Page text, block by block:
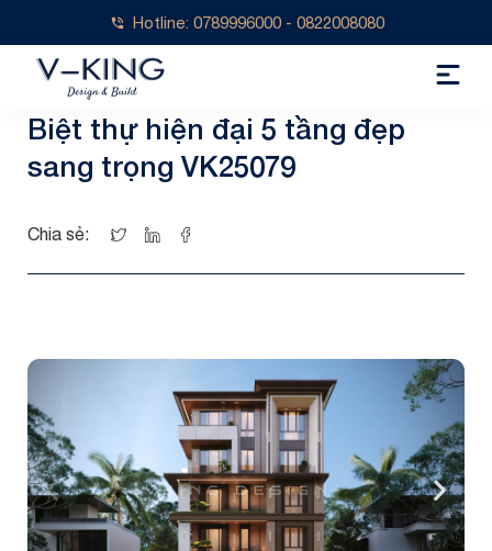
Hotline: 0789996000 - 0822008080
Biệt thự hiện đại 5 tầng đẹp
sang trọng VK25079
Chia sẻ: